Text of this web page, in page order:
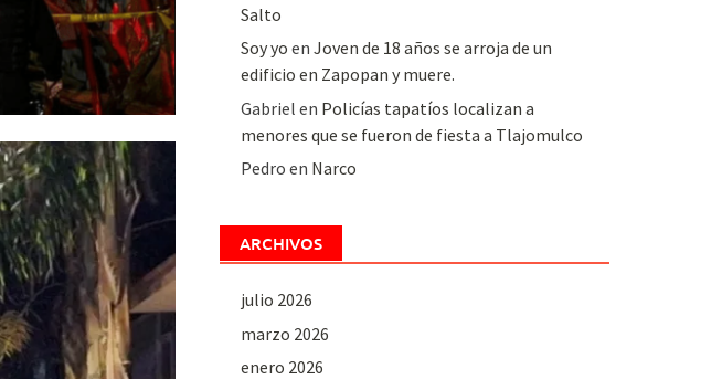
Salto
Soy yo en Joven de 18 años se arroja de un
edificio en Zapopan y muere.
Gabriel en Policías tapatíos localizan a
menores que se fueron de fiesta a Tlajomulco
Pedro en Narco
ARCHIVOS
julio 2026
marzo 2026
enero 2026